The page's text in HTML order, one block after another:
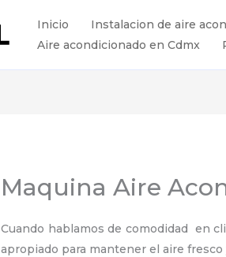
Inicio Instalacion de aire
Aire acondicionado en Cdmx
Maquina Aire
Cuando hablamos de comodidad en
apropiado para mantener el aire